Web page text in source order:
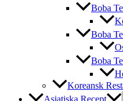
Boba
Boba
Boba
Koreansk
Asiatiska Recept